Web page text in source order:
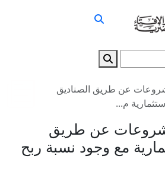
عن طريق الصناديق
م...
عن طريق
مع وجود نسبة ربح